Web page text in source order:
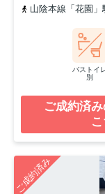
山陰本線「花園
バストイ
別
ご成約済
ご成約済み